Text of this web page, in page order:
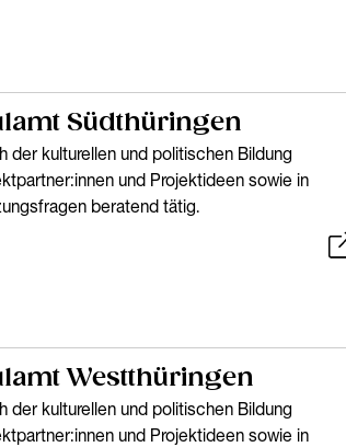
Südthüringen
der kulturellen und politischen Bildung
und Projektideen sowie in
beratend tätig.
Westthüringen
der kulturellen und politischen Bildung
und Projektideen sowie in